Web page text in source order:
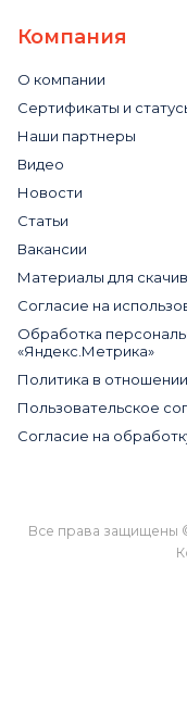
Компания
О компании
Сертификаты и
Наши партнеры
Видео
Новости
Статьи
Вакансии
Материалы для
Cогласие на
Обработка
«Яндекс.Метрика»
Политика в
Пользовательское
Согласие на
Все права защищены